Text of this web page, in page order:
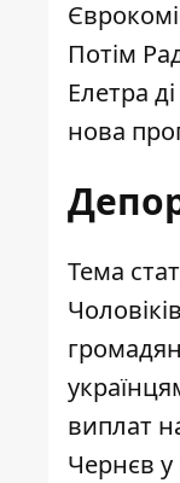
Потім
Елетра
нова
Тема
виплат
Чернєв